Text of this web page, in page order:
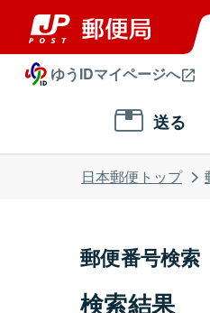
ゆうIDマイページへ
送る
日本郵便トップ
郵便番号検索
検索結果